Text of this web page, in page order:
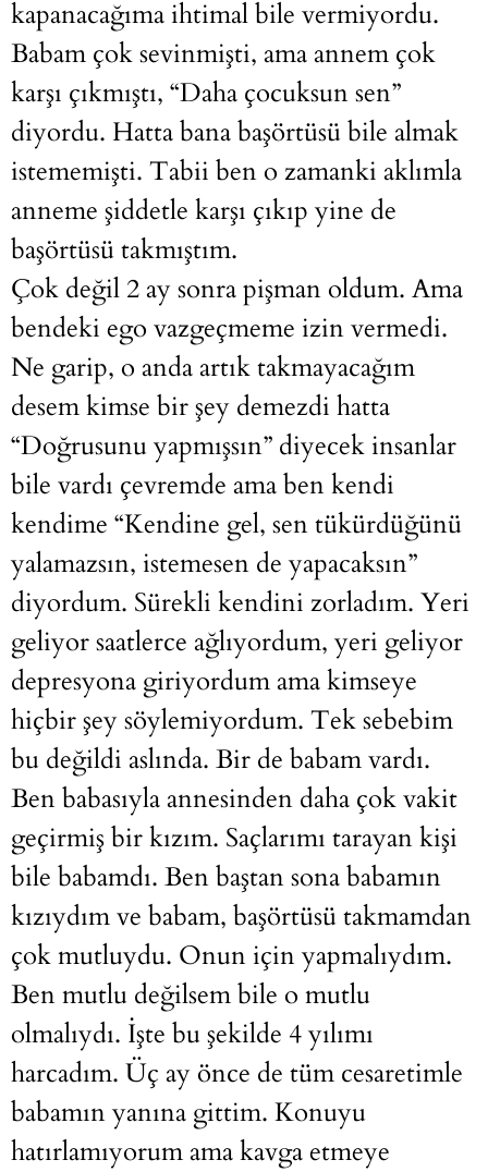
kapanacağıma ihtimal bile vermiyordu.
Babam çok sevinmişti, ama annem çok
karşı çıkmıştı, “Daha çocuksun sen”
diyordu. Hatta bana başörtüsü bile almak
istememişti. Tabii ben o zamanki aklımla
anneme şiddetle karşı çıkıp yine de
başörtüsü takmıştım.
Çok değil 2 ay sonra pişman oldum. Ama
bendeki ego vazgeçmeme izin vermedi.
Ne garip, o anda artık takmayacağım
desem kimse bir şey demezdi hatta
“Doğrusunu yapmışsın” diyecek insanlar
bile vardı çevremde ama ben kendi
kendime “Kendine gel, sen tükürdüğünü
yalamazsın, istemesen de yapacaksın”
diyordum. Sürekli kendini zorladım. Yeri
geliyor saatlerce ağlıyordum, yeri geliyor
depresyona giriyordum ama kimseye
hiçbir şey söylemiyordum. Tek sebebim
bu değildi aslında. Bir de babam vardı.
Ben babasıyla annesinden daha çok vakit
geçirmiş bir kızım. Saçlarımı tarayan kişi
bile babamdı. Ben baştan sona babamın
kızıydım ve babam, başörtüsü takmamdan
çok mutluydu. Onun için yapmalıydım.
Ben mutlu değilsem bile o mutlu
olmalıydı. İşte bu şekilde 4 yılımı
harcadım. Üç ay önce de tüm cesaretimle
babamın yanına gittim. Konuyu
hatırlamıyorum ama kavga etmeye